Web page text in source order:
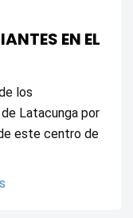
EN EL
los
Latacunga por
este centro de